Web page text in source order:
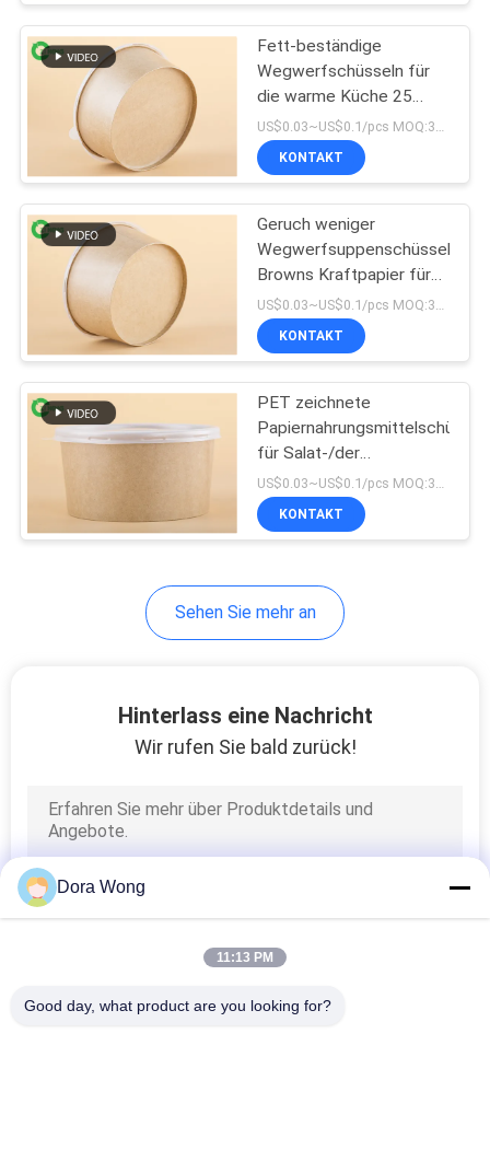
Kraftpapier-Suppen-
Schalen
Papierkaffeetassen
Winkel- des
Bambusfaser-
Schüsseln
Fett-beständige
Wegwerfschüsseln für
die warme Küche 25
Unze umweltfreundlich US$0.03~US$0.1/pcs MOQ:3000 Stück
KONTAKT
Geruch weniger
Wegwerfsuppenschüsseln
Browns Kraftpapier für
Hochzeits-recyclebare
25 Unze
KONTAKT
PET zeichnete
für Salat-/der
Teigwaren-pp. weißen
Deckel freundliches Eco
100%
KONTAKT
Sehen Sie mehr an
Hinterlass eine Nachricht
Wir rufen Sie bald zurück!
Dora Wong
11:13 PM
Good day, what product are you looking for?